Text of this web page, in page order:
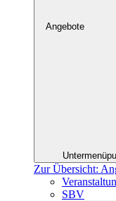
Angebote
Zur Übersicht:
SBV